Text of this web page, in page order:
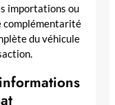
importations ou
complémentarité
du véhicule